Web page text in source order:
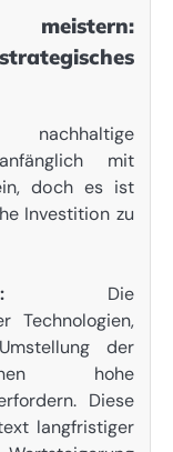
mit
doch es ist
Investition zu
Die
Technologien,
der
hohe
Diese
langfristiger